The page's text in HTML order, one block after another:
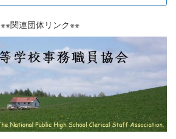
※※関連団体リンク※※